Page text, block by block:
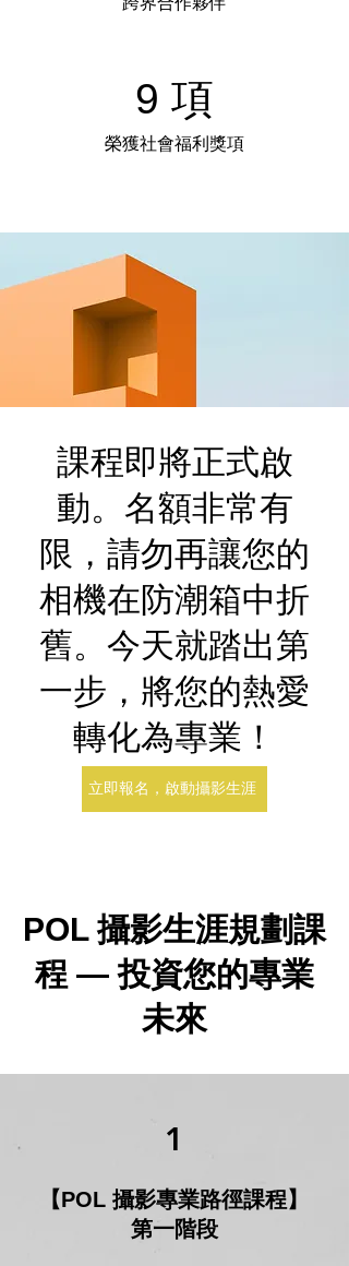
9 項
榮獲社會福利獎項
課程即將正式啟
動。名額非常有
限，請勿再讓您的
相機在防潮箱中折
舊。今天就踏出第
一步，將您的熱愛
轉化為專業！
立即報名，啟動攝影生涯
POL 攝影生涯規劃課
程 — 投資您的專業
未來
1
【POL 攝影專業路徑課程】
第一階段